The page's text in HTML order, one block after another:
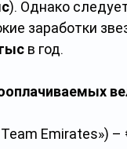
). Однако
заработки
в год.
Team Emirates») –